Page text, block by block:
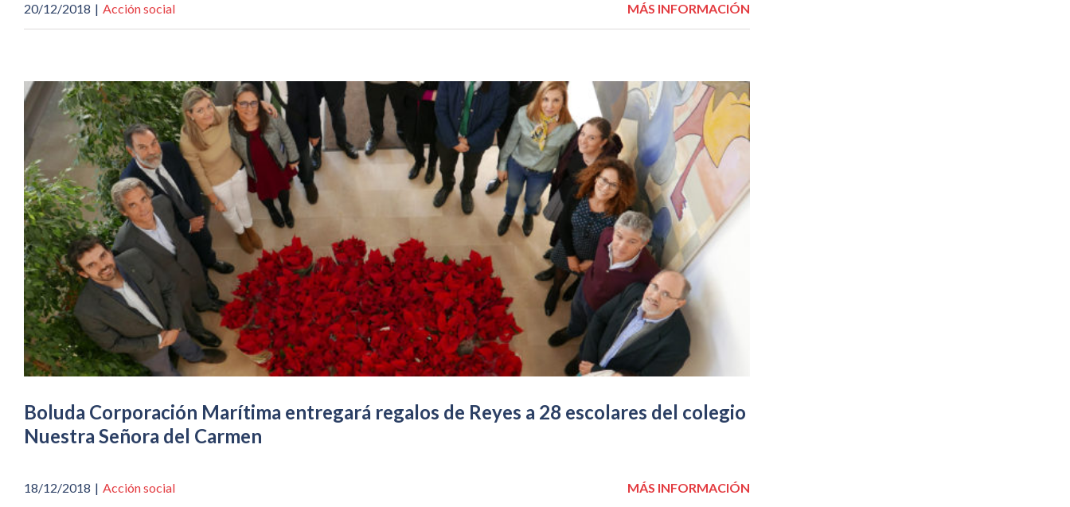
20/12/2018 | Acción social MÁS INFORMACIÓN
Boluda Corporación Marítima entregará regalos de Reyes a 28 escolares del colegio
Nuestra Señora del Carmen
18/12/2018 | Acción social MÁS INFORMACIÓN